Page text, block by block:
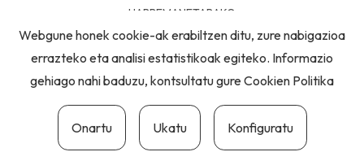
HARREMANETARAKO
Webgune honek cookie-ak erabiltzen ditu, zure nabigazioa
errazteko eta analisi estatistikoak egiteko. Informazio
gehiago nahi baduzu, kontsultatu gureCookien Politika
Onartu Ukatu Konfiguratu